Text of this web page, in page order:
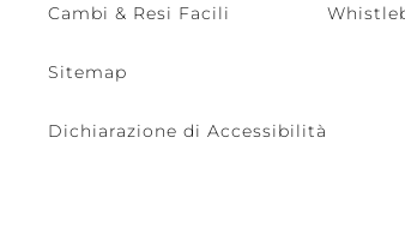
Cambi & Resi Facili
Sitemap
Dichiarazione di Accessibilità